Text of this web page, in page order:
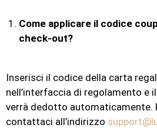
Come applicare il codice
check-out?
Inserisci il codice della carta
nell’interfaccia di regolamento e
verrà dedotto automaticamente.
contattaci all’indirizzo